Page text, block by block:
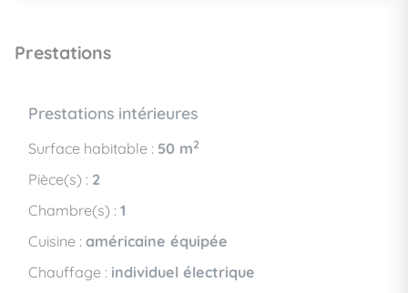
Prestations
Prestations intérieures
Surface habitable : 50 m2
Pièce(s) : 2
Chambre(s) : 1
Cuisine : américaine équipée
Chauffage : individuel électrique